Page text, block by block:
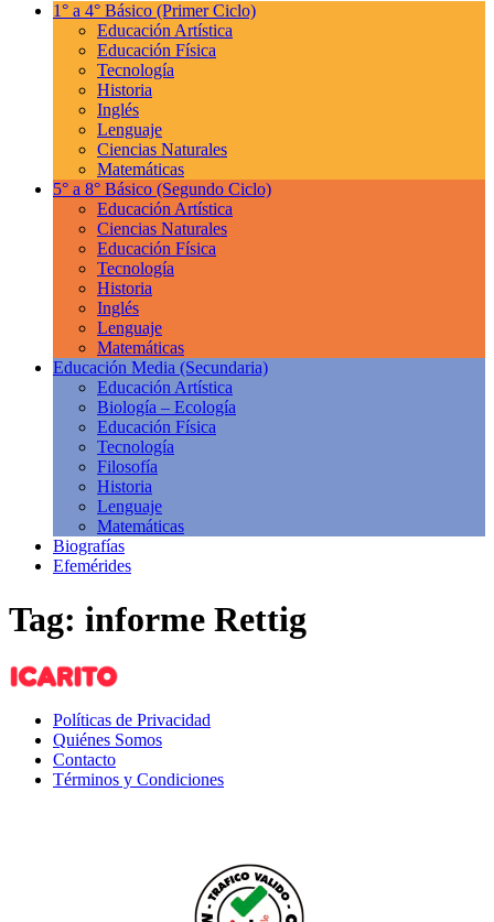
1° a 4° Básico (Primer Ciclo)
Educación Artística
Educación Física
Tecnología
Historia
Inglés
Lenguaje
Ciencias Naturales
Matemáticas
5° a 8° Básico (Segundo Ciclo)
Educación Artística
Ciencias Naturales
Educación Física
Tecnología
Historia
Inglés
Lenguaje
Matemáticas
Educación Media (Secundaria)
Educación Artística
Biología – Ecología
Educación Física
Tecnología
Filosofía
Historia
Lenguaje
Matemáticas
Biografías
Efemérides
Tag: informe Rettig
Políticas de Privacidad
Quiénes Somos
Contacto
Términos y Condiciones